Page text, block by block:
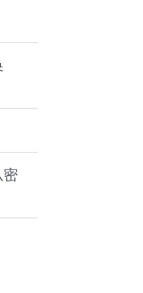
密
/tmp/